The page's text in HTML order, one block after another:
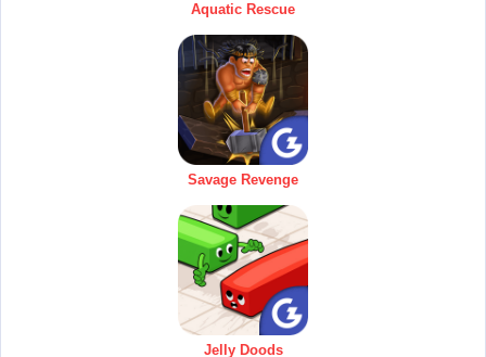
Aquatic Rescue
Savage Revenge
Jelly Doods